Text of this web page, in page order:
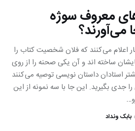
معروف سوژه
می‌آورند؟
اعلام می کنند که فلان شخصیت کتاب را
ساخته اند و آن یکی صحنه را از روی
استادان داستان نویسی توصیه می کنند
بگیرید. این جا با سه نمونه از این
بابک ونداد